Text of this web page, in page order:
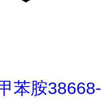
苯胺38668-